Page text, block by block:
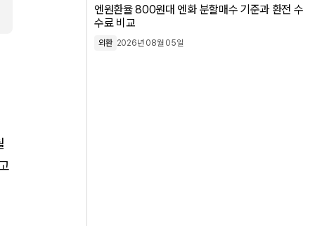
엔원환율 800원대 엔화 분할매수 기준과 환전 수
수료 비교
외환 2026년 08월 05일